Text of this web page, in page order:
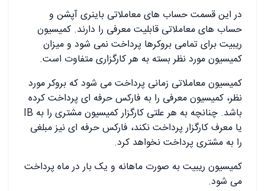
در این قسمت حساب های معاملاتی باینری آپشن و
حساب های معاملاتی قابلیت معرفی را دارند. کمیسیون
ریبیت برای تمامی بروکرها پرداخت نمی شود و میزان
کمیسیون مورد نظر بسته به هر کارگزاری متفاوت است.
کمیسیون معاملاتی زمانی پرداخت می شود که بروکر مورد
نظر، کمیسیون معرفی را به فارکس حرفه ای پرداخت کرده
باشد. چنانچه به هر علتی کارگزار کمیسیون مشتری را به IB
یا معرف کارگزار پرداخت نکند، فارکس حرفه ای نیز مبلغی
را به مشتری پرداخت نخواهد کرد.
کمیسیون ریبیت به صورت ماهانه و یک بار در ماه پرداخت
می شود.